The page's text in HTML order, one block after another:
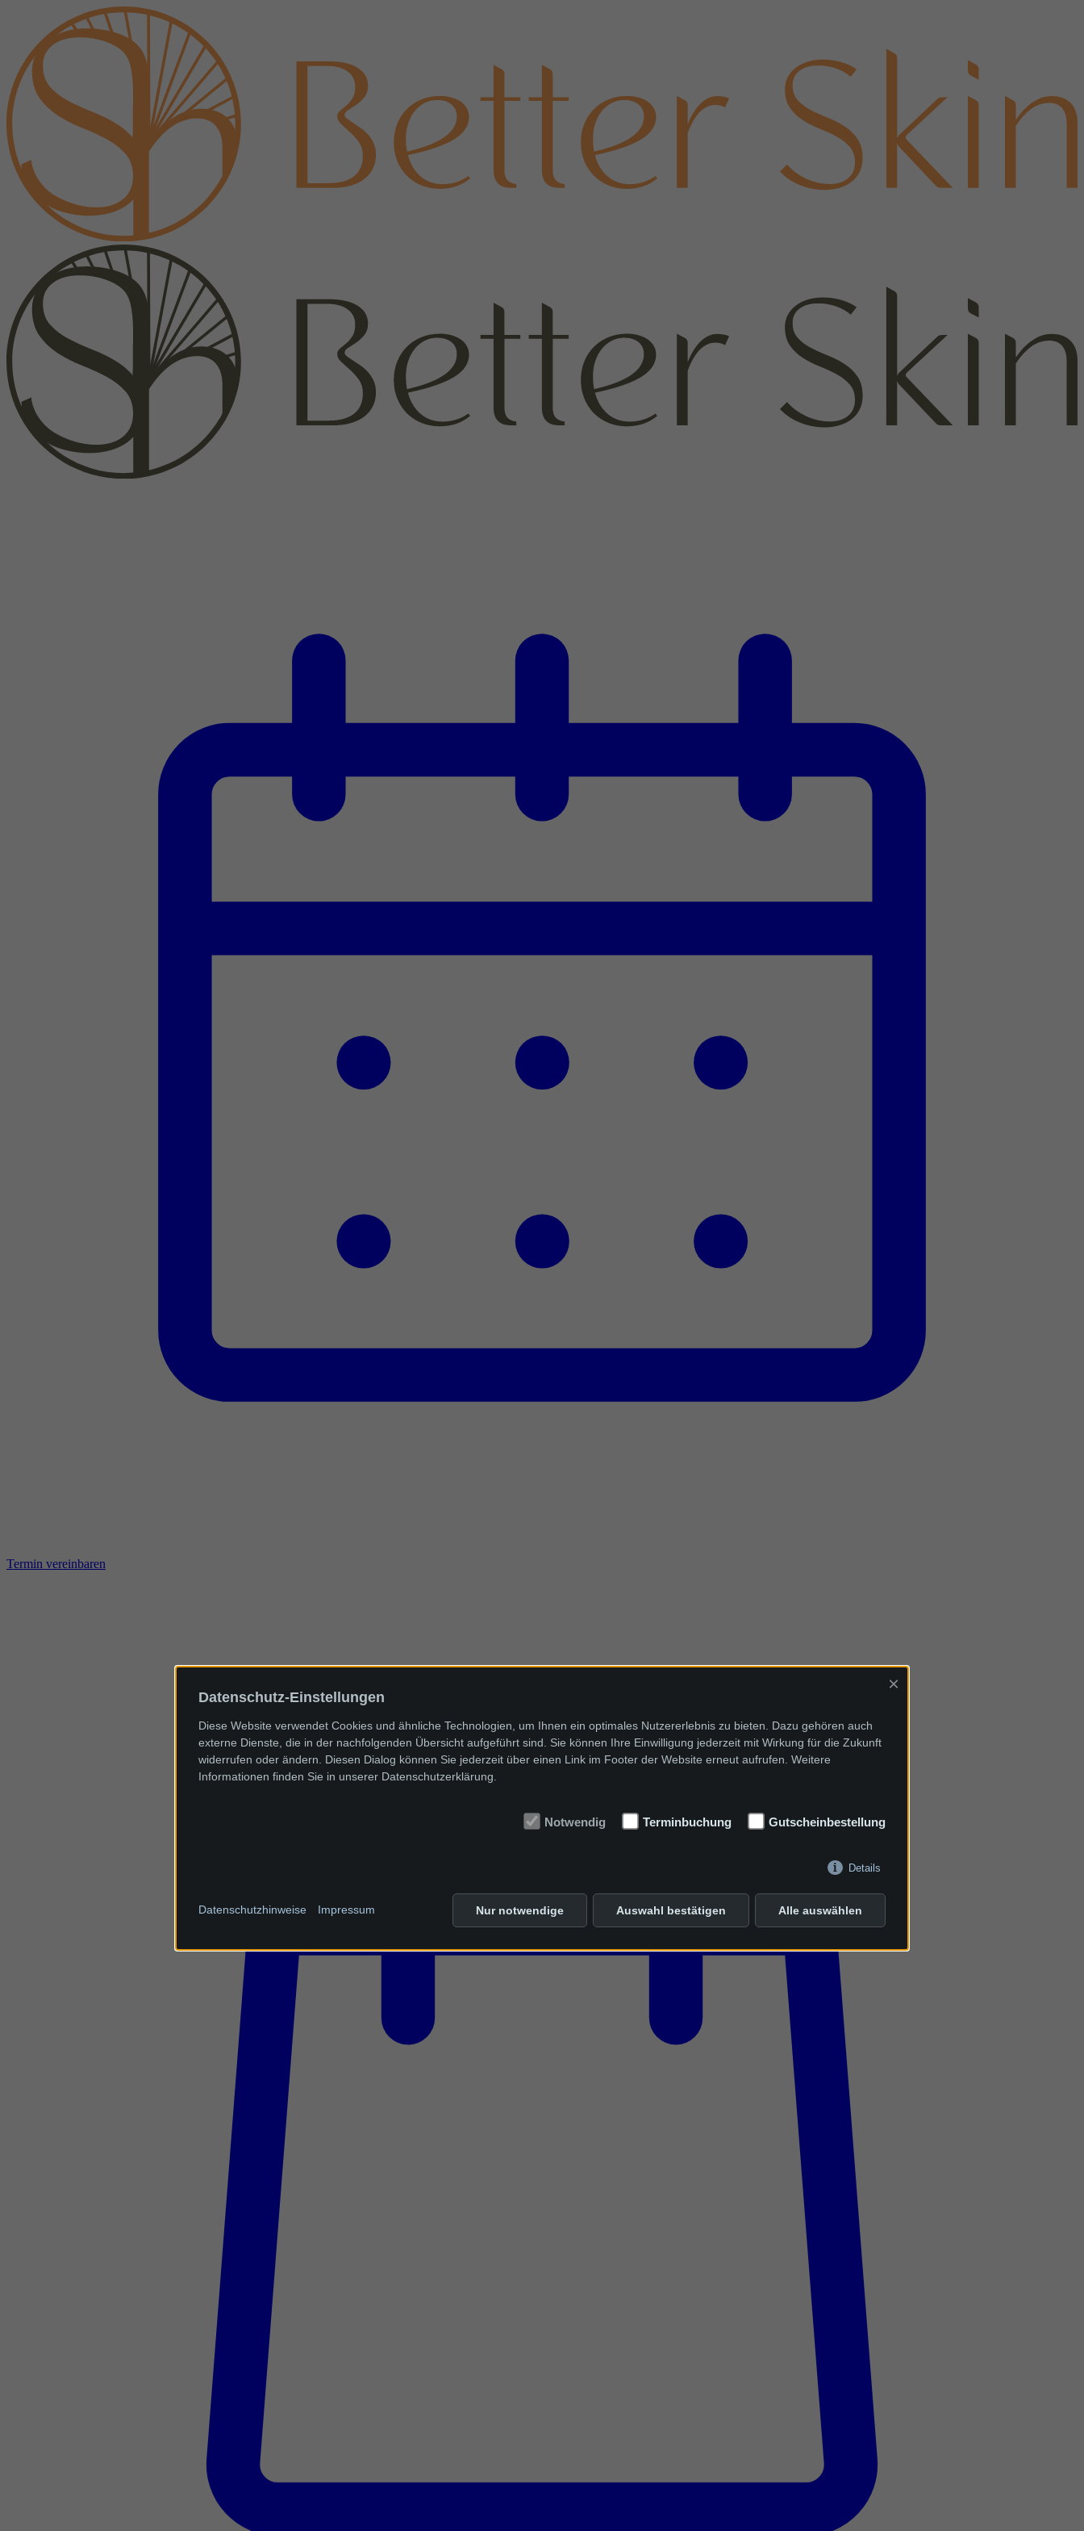
Termin vereinbaren
Datenschutz-Einstellungen
×
Diese Website verwendet Cookies und ähnliche Technologien, um Ihnen ein optimales Nutzererlebnis zu bieten. Dazu gehören auch
externe Dienste, die in der nachfolgenden Übersicht aufgeführt sind. Sie können Ihre Einwilligung jederzeit mit Wirkung für die Zukunft
widerrufen oder ändern. Diesen Dialog können Sie jederzeit über einen Link im Footer der Website erneut aufrufen. Weitere
Informationen finden Sie in unserer Datenschutzerklärung.
Notwendig Terminbuchung Gutscheinbestellung
Details
Nur notwendige Auswahl bestätigen Alle auswählen
Datenschutzhinweise Impressum